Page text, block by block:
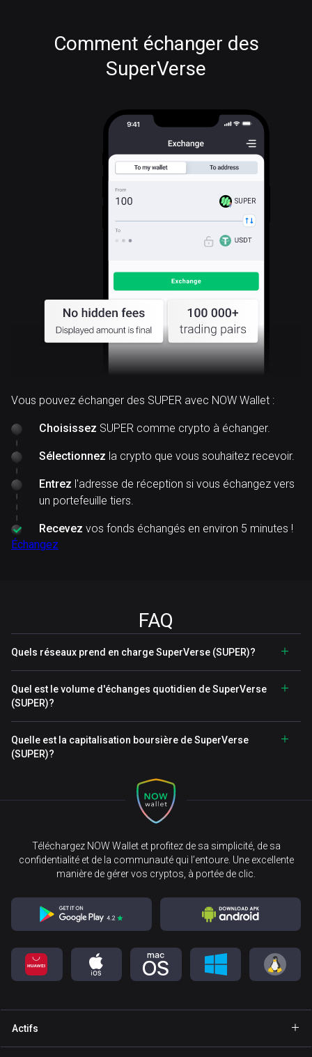
Comment échanger des
SuperVerse
SUPER
Vous pouvez échanger des SUPER avec NOW Wallet :
Choisissez SUPER comme crypto à échanger.
Sélectionnez la crypto que vous souhaitez recevoir.
Entrez l'adresse de réception si vous échangez vers
un portefeuille tiers.
Recevez vos fonds échangés en environ 5 minutes !
Échangez
FAQ
Quels réseaux prend en charge SuperVerse (SUPER)?
Quel est le volume d'échanges quotidien de SuperVerse
(SUPER)?
Quelle est la capitalisation boursière de SuperVerse
(SUPER)?
Téléchargez NOW Wallet et profitez de sa simplicité, de sa
confidentialité et de la communauté qui l’entoure. Une excellente
manière de gérer vos cryptos, à portée de clic.
Actifs